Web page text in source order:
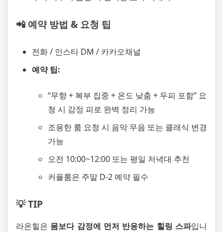
📲 예약 방법 & 요청 팁
전화 / 인스타 DM / 카카오채널
예약 팁:
“무향 + 복부 집중 + 온도 낮춤 + 두피 포함” 요
청 시 감정 피로 완벽 정리 가능
조용한 룸 요청 시 음악 무음 또는 클래식 변경
가능
오전 10:00~12:00 또는 평일 저녁대 추천
커플룸은 주말 D-2 예약 필수
💡 TIP
라온힐은 몸보다 감정에 먼저 반응하는 힐링 스파입니